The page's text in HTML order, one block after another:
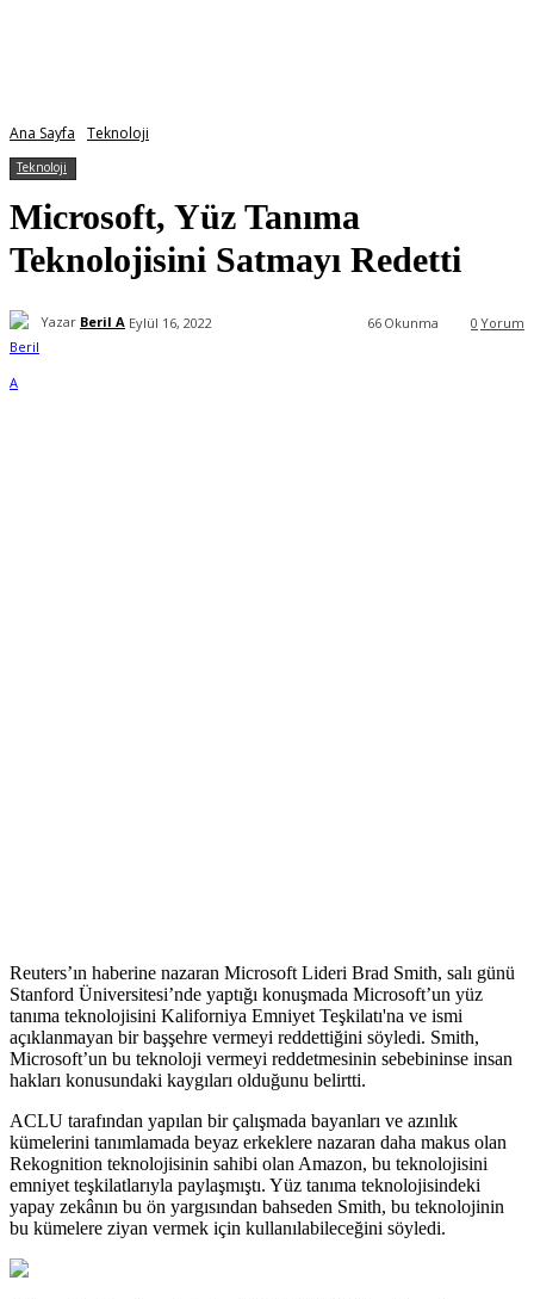
Ana Sayfa Teknoloji
Teknoloji
Microsoft, Yüz Tanıma
Teknolojisini Satmayı Redetti
Yazar Beril A Eylül 16, 2022 0 Yorum
66 Okunma
Reuters’ın haberine nazaran Microsoft Lideri Brad Smith, salı günü
Stanford Üniversitesi’nde yaptığı konuşmada Microsoft’un yüz
tanıma teknolojisini Kaliforniya Emniyet Teşkilatı'na ve ismi
açıklanmayan bir başşehre vermeyi reddettiğini söyledi. Smith,
Microsoft’un bu teknoloji vermeyi reddetmesinin sebebininse insan
hakları konusundaki kaygıları olduğunu belirtti.
ACLU tarafından yapılan bir çalışmada bayanları ve azınlık
kümelerini tanımlamada beyaz erkeklere nazaran daha makus olan
Rekognition teknolojisinin sahibi olan Amazon, bu teknolojisini
emniyet teşkilatlarıyla paylaşmıştı. Yüz tanıma teknolojisindeki
yapay zekânın bu ön yargısından bahseden Smith, bu teknolojinin
bu kümelere ziyan vermek için kullanılabileceğini söyledi.